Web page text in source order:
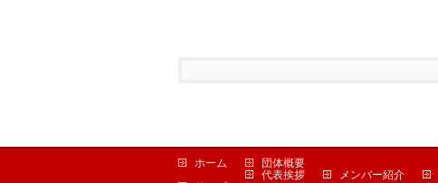
ホーム
団体概要
代表挨拶
メンバー紹介